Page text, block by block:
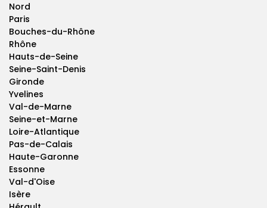
Nord
Paris
Bouches-du-Rhône
Rhône
Hauts-de-Seine
Seine-Saint-Denis
Gironde
Yvelines
Val-de-Marne
Seine-et-Marne
Loire-Atlantique
Pas-de-Calais
Haute-Garonne
Essonne
Val-d'Oise
Isère